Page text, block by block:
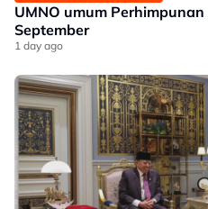
UMNO umum
September
1 day ago